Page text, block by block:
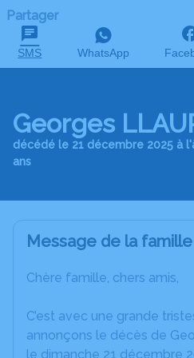
Partager
SMS WhatsApp
Georges
décédé le 21 décembre 2025 à
ans
Message de la famille
Chère famille, chers amis,
C’est avec une grande
annonçons le décès de
le dimanche 21 décembre